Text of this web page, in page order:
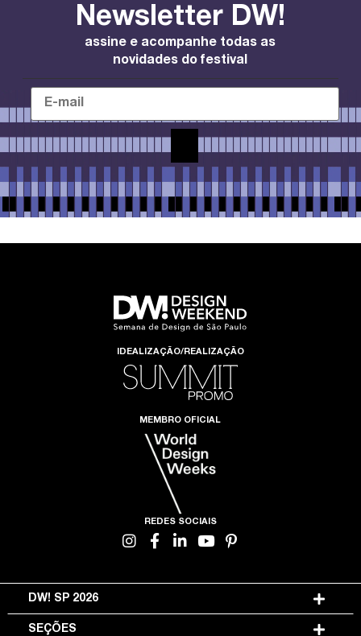
Newsletter DW!
assine e acompanhe todas as
novidades do festival
IDEALIZAÇÃO/REALIZAÇÃO
MEMBRO OFICIAL
REDES SOCIAIS
DW! SP 2026
SEÇÕES